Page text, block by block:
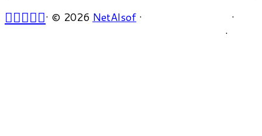
· © 2026 NetAlsof ·
·
·